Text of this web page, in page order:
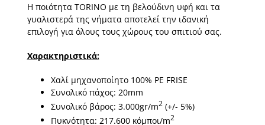
Η ποιότητα TORINO με τη βελούδινη υφή και τα
γυαλιστερά της νήματα αποτελεί την ιδανική
επιλογή για όλους τους χώρους του σπιτιού σας.
Χαρακτηριστικά:
Χαλί μηχανοποίητο 100% PE FRISE
Συνολικό πάχος: 20mm
Συνολικό βάρος: 3.000gr/m2(+/- 5%)
Πυκνότητα: 217.600 κόμποι/m2